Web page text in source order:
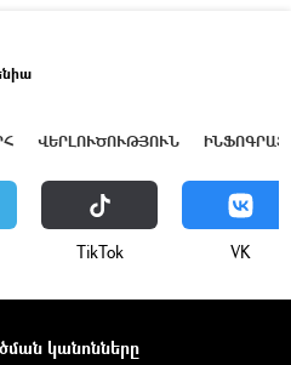
ՎԵՐԼՈՒԾՈՒԹՅՈՒՆ
ТikТоk VK
կանոնները